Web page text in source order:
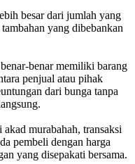
besar dari jumlah yang
yang dibebankan
benar memiliki barang
penjual atau pihak
dari bunga tanpa
murabahah, transaksi
pembeli dengan harga
yang disepakati bersama.